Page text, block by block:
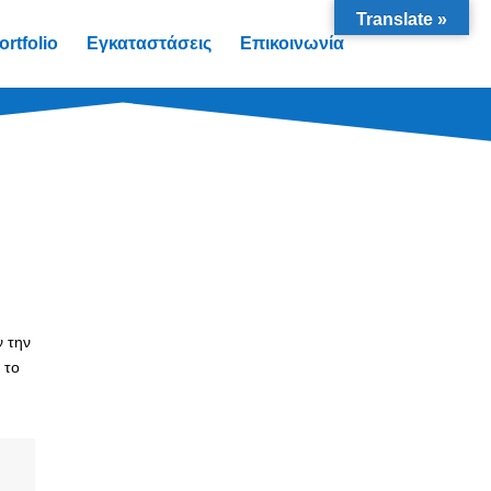
Εγκαταστάσεις Επικοινωνία
την
το
Translate »